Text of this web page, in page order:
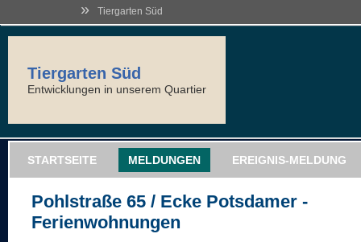
» Tiergarten Süd
Tiergarten Süd
Entwicklungen in unserem Quartier
STARTSEITE MELDUNGEN EREIGNIS-MELDUNG
Pohlstraße 65 / Ecke Potsdamer -
Ferienwohnungen